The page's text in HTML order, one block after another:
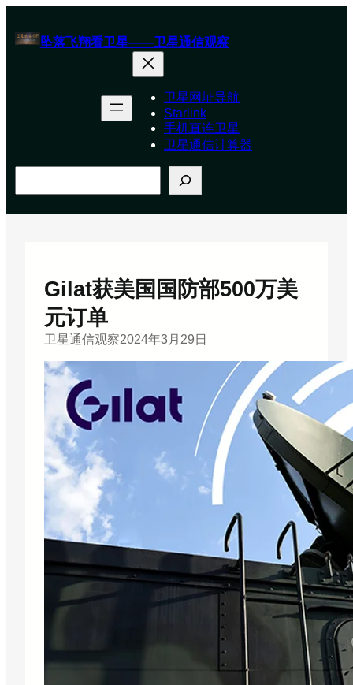
内
坠落飞翔看卫星——卫星通信观察
卫星网址导航
Starlink
手机直连卫星
卫星通信计算器
Gilat获美国国防部500万美
元订单
卫星通信观察2024年3月29日